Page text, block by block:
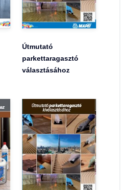
Útmutató
parkettaragasztó
választásához